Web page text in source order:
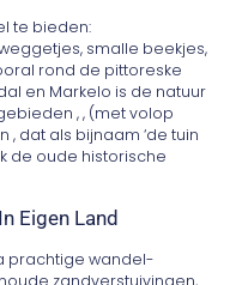
te bieden:
smalle beekjes,
rond de pittoreske
en Markelo is de natuur
, , (met volop
dat als bijnaam ‘de tuin
de oude historische
Eigen Land
prachtige wandel-